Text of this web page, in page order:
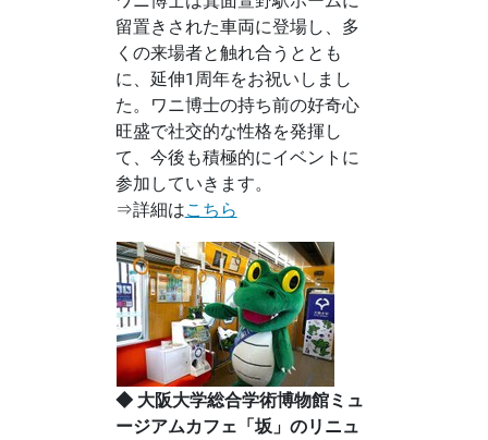
留置きされた車両に登場し、多
くの来場者と触れ合うととも
に、延伸1周年をお祝いしまし
た。ワニ博士の持ち前の好奇心
旺盛で社交的な性格を発揮し
て、今後も積極的にイベントに
参加していきます。
⇒詳細はこちら
◆ 大阪大学総合学術博物館ミュ
ージアムカフェ「坂」のリニュ